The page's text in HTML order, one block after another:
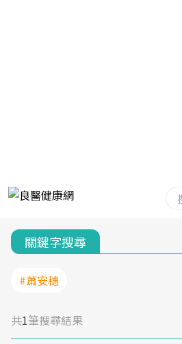
關鍵字搜尋
#蕭安穗
共1筆搜尋結果